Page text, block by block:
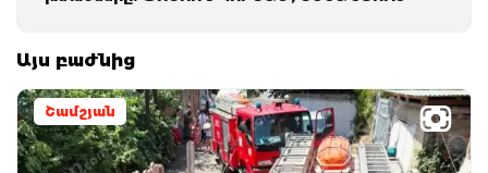
Այս բաժնից
Շամշյան